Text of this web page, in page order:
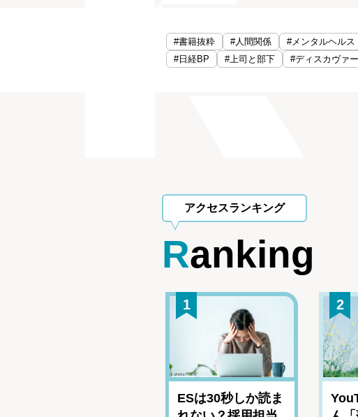
#書籍抜粋 #人間関係 #メンタルヘルス
#日経BP
#上司と部下 #ディスカヴァ
アクセスランキング
Ranking
1
ESは30秒しか読ま
2